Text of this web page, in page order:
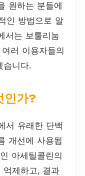
원하는 분들에
인 방법으로 알
서는 보툴리눔
러 이용자들의
습니다.
인가?
서 유래한 단백
개선에 사용됩
아세틸콜린의
억제하고, 결과